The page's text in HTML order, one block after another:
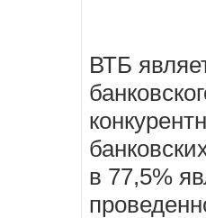
ВТБ
в 77,5%